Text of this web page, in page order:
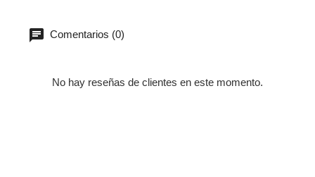
Comentarios (0)
No hay reseñas de clientes en este momento.